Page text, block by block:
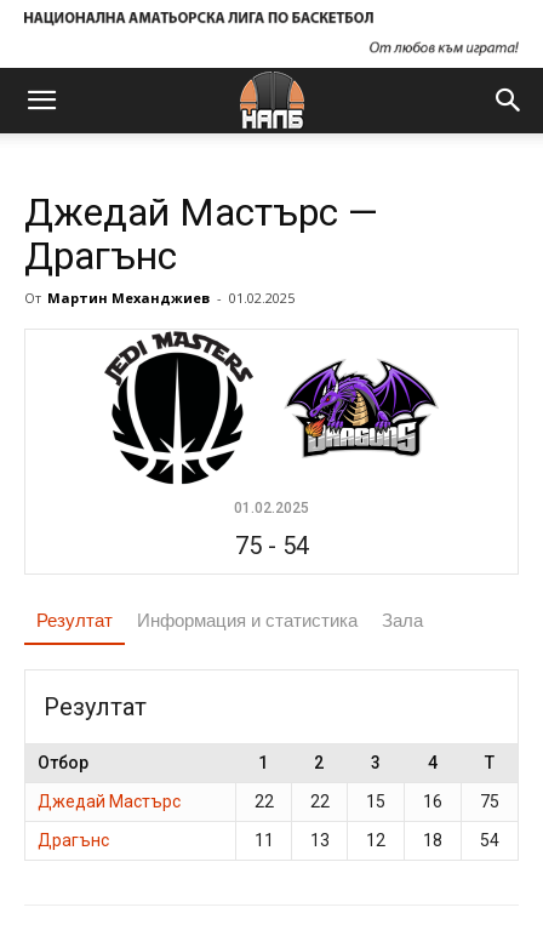
Джедай Мастърс —
Драгънс
От Мартин Механджиев - 01.02.2025
01.02.2025
75- 54
Резултат Информация и статистика Зала
Резултат
Отбор 1 2 3 4
T
Джедай Мастърс
22 22 15 16
75
Драгънс
11 13 12 18 54